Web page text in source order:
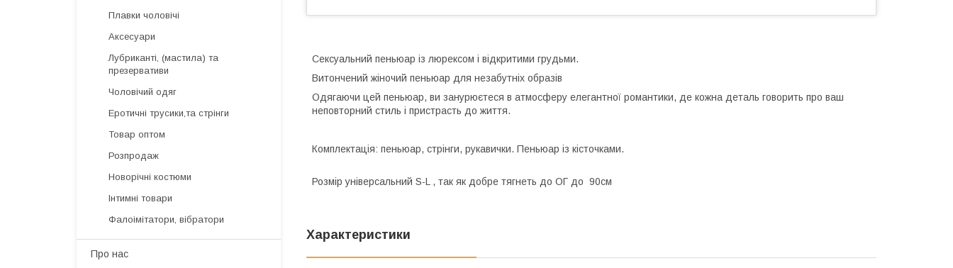
Сексуальний пеньюар із люрексом і відкритими грудьми.
Витончений жіночий пеньюар для незабутніх образів
Одягаючи цей пеньюар, ви занурюєтеся в атмосферу елегантної романтики, де кожна деталь говорить про ваш
неповторний стиль і пристрасть до життя.
Комплектація: пеньюар, стрінги, рукавички. Пеньюар із кісточками.
Розмір універсальний S-L , так як добре тягнеть до ОГ до 90см
Характеристики
Плавки чоловічі
Аксесуари
Лубриканті, (мастила) та
презервативи
Чоловічий одяг
Еротичні трусики,та стрінги
Товар оптом
Розпродаж
Новорічні костюми
Інтимні товари
Фалоімітатори, вібратори
Про нас